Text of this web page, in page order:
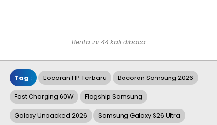
Berita ini 44 kali dibaca
Tag : Bocoran HP Terbaru Bocoran Samsung 2026
Fast Charging 60W Flagship Samsung
Galaxy Unpacked 2026 Samsung Galaxy S26 Ultra